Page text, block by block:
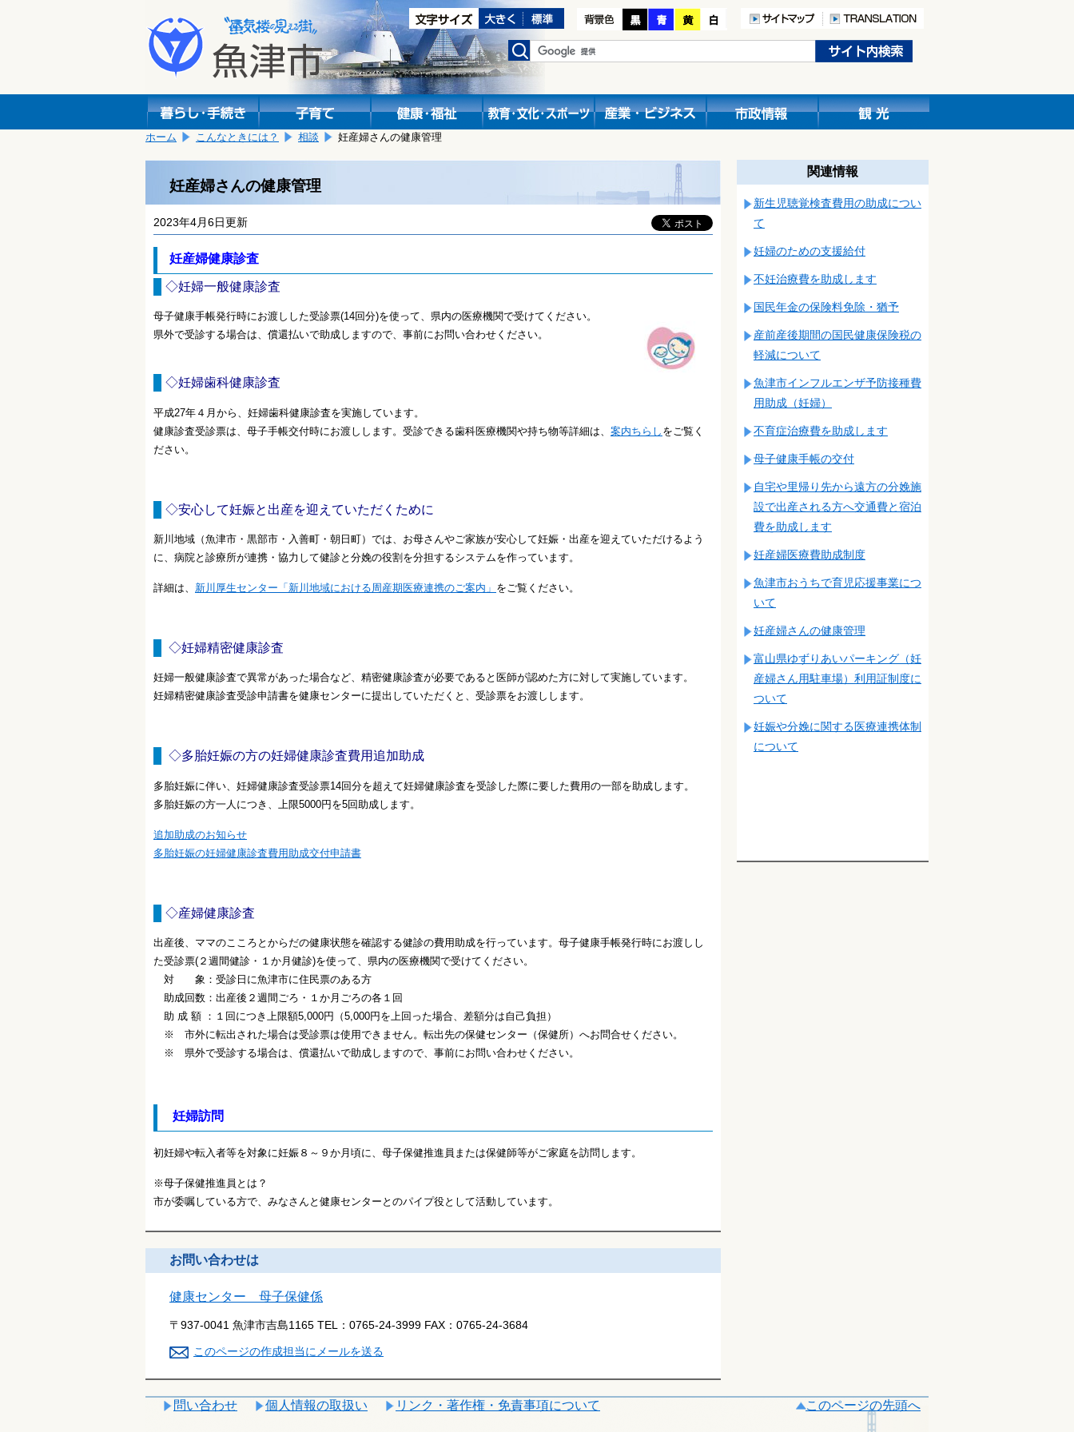
し
ホーム こんなときには？ 相談 妊産婦さんの健康管理
妊産婦さんの健康管理
2023年4月6日更新
妊産婦健康診査
◇妊婦一般健康診査
母子健康手帳発行時にお渡しした受診票(14回分)を使って、県内の医療機関で受けてください。
県外で受診する場合は、償還払いで助成しますので、事前にお問い合わせください。
◇妊婦歯科健康診査
平成27年４月から、妊婦歯科健康診査を実施しています。
健康診査受診票は、母子手帳交付時にお渡しします。受診できる歯科医療機関や持ち物等詳細は、 案内ちらし をご覧く
ださい。
◇安心して妊娠と出産を迎えていただくために
新川地域（魚津市・黒部市・入善町・朝日町）では、お母さんやご家族が安心して妊娠・出産を迎えていただけるよう
に、病院と診療所が連携・協力して健診と分娩の役割を分担するシステムを作っています。
詳細は、 新川厚生センター「新川地域における周産期医療連携のご案内」 をご覧ください。
◇妊婦精密健康診査
妊婦一般健康診査で異常があった場合など、精密健康診査が必要であると医師が認めた方に対して実施しています。
妊婦精密健康診査受診申請書を健康センターに提出していただくと、受診票をお渡しします。
◇多胎妊娠の方の妊婦健康診査費用追加助成
多胎妊娠に伴い、妊婦健康診査受診票14回分を超えて妊婦健康診査を受診した際に要した費用の一部を助成します。
多胎妊娠の方一人につき、上限5000円を5回助成します。
追加助成のお知らせ
多胎妊娠の妊婦健康診査費用助成交付申請書
◇産婦健康診査
出産後、ママのこころとからだの健康状態を確認する健診の費用助成を行っています。母子健康手帳発行時にお渡しし
た受診票(２週間健診・１か月健診)を使って、県内の医療機関で受けてください。
対 象：受診日に魚津市に住民票のある方
助成回数：出産後２週間ごろ・１か月ごろの各１回
助 成 額 ：１回につき上限額5,000円（5,000円を上回った場合、差額分は自己負担）
※ 市外に転出された場合は受診票は使用できません。転出先の保健センター（保健所）へお問合せください。
※ 県外で受診する場合は、償還払いで助成しますので、事前にお問い合わせください。
妊婦訪問
初妊婦や転入者等を対象に妊娠８～９か月頃に、母子保健推進員または保健師等がご家庭を訪問します。
※母子保健推進員とは？
市が委嘱している方で、みなさんと健康センターとのパイプ役として活動しています。
お問い合わせは
健康センター 母子保健係
〒937-0041 魚津市吉島1165 TEL： 0765-24-3999 FAX： 0765-24-3684
このページの作成担当にメールを送る
関連情報
新生児聴覚検査費用の助成につい
て
妊婦のための支援給付
不妊治療費を助成します
国民年金の保険料免除・猶予
産前産後期間の国民健康保険税の
軽減について
魚津市インフルエンザ予防接種費
用助成（妊婦）
不育症治療費を助成します
母子健康手帳の交付
自宅や里帰り先から遠方の分娩施
設で出産される方へ交通費と宿泊
費を助成します
妊産婦医療費助成制度
魚津市おうちで育児応援事業につ
いて
妊産婦さんの健康管理
富山県ゆずりあいパーキング（妊
産婦さん用駐車場）利用証制度に
ついて
妊娠や分娩に関する医療連携体制
について
問い合わせ 個人情報の取扱い リンク・著作権・免責事項について このページの先頭へ